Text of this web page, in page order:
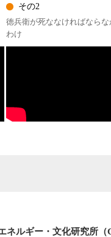
その2
徳兵衛が死ななければならな
わけ
ネルギー・文化研究所（